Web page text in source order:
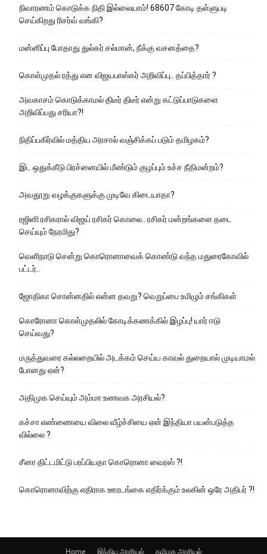
நிவாரணம் கொடுக்க நிதி இல்லையாம்! 68607 கோடி தள்ளுபடி
செய்கிறது ரிசர்வ் வங்கி?
மன்னிப்பு போதாது துல்கர் சல்மான், நீக்கு வசனத்தை?
கொள்முதல் ரத்து என விஜயபாஸ்கர் அறிவிப்பு.. தப்பித்தார் ?
அவகாசம் கொடுக்காமல் திடீர் திடீர் என்று கட்டுப்பாடுகளை
அறிவிப்பது சரியா?!
நிதிப்பகிர்வில் மத்திய அரசால் வஞ்சிக்கப் படும் தமிழகம்?
இட ஒதுக்கீடு பிரச்னையில் மீண்டும் குழப்பும் உச்ச நீதிமன்றம்?
அவதூறு வழக்குகளுக்கு முடிவே கிடையாதா?
ரஜினி ரசிகரால் விஜய் ரசிகர் கொலை.. ரசிகர் மன்றங்களை தடை
செய்யும் நேரமிது?
வெளிநாடு சென்று கொரொனாவைக் கொண்டு வந்த மதுரைகோவில்
பட்டர்..
ஜோதிகா சொன்னதில் என்ன தவறு? வெறுப்பை உமிழும் சங்கிகள்
கொரோனா கொள்முதலில் கோடிக்கணக்கில் இழப்பு! யார் ஈடு
செய்வது?
மருத்துவரை கல்லறையில் அடக்கம் செய்ய காவல் துறையால் முடியாமல்
போனது ஏன்?
அதிமுக செய்யும் அம்மா உணவக அரசியல்?
கச்சா எண்ணையை விலை வீழ்ச்சியை ஏன் இந்தியா பயன்படுத்த
வில்லை ?
சீனா திட்டமிட்டு பரப்பியதா கொரொனா வைரஸ் ?!
கொரொனாவிற்கு எதிராக ஊரடங்கை எதிர்க்கும் உலகின் ஒரே அதிபர் ?!
Home இந்திய அரசியல் தமிழக அரசியல்